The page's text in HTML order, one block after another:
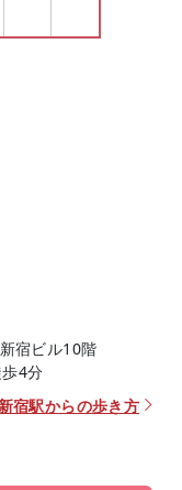
宿ビル10階
4分
新宿駅からの歩き方